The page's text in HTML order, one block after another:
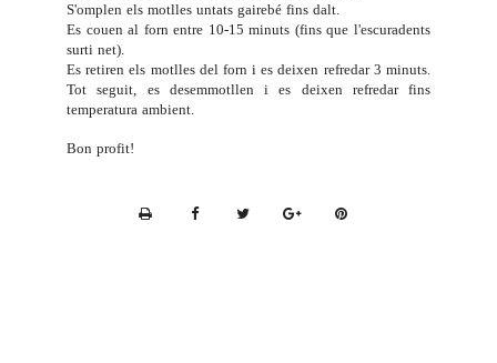
S'omplen els motlles untats gairebé fins dalt.
Es couen al forn entre 10-15 minuts (fins que l'escuradents
surti net).
Es retiren els motlles del forn i es deixen refredar 3 minuts.
Tot seguit, es desemmotllen i es deixen refredar fins
temperatura ambient.
Bon profit!